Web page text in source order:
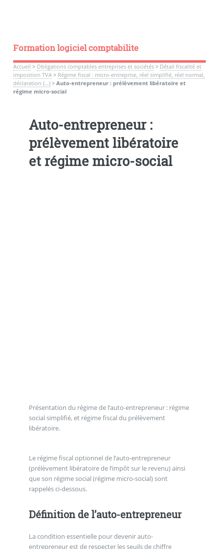
Formation logiciel comptabilite
Accueil > Obligations comptables entreprises et sociétés> Détail fiscalité et
imposition TVA> Régime fiscal : micro-entreprise, réel simplifié, réel normal,
déclaration (…)> Auto-entrepreneur : prélèvement libératoire et
régime micro-social
Auto-entrepreneur :
prélèvement libératoire
et régime micro-social
Présentation du régime de l’auto-entrepreneur : régime
social simplifié, et régime fiscal du prélèvement
libératoire.
Le régime fiscal optionnel de l’auto-entrepreneur
(prélèvement libératoire de l’impôt sur le revenu) ainsi
que son régime social (régime micro-social) sont
rappelés ci-dessous.
Définition de l’auto-entrepreneur
La condition essentielle pour devenir auto-
entrepreneur est de respecter les seuils de chiffre